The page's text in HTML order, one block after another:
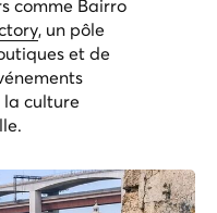
comme Bairro
, un pôle
et de
culture